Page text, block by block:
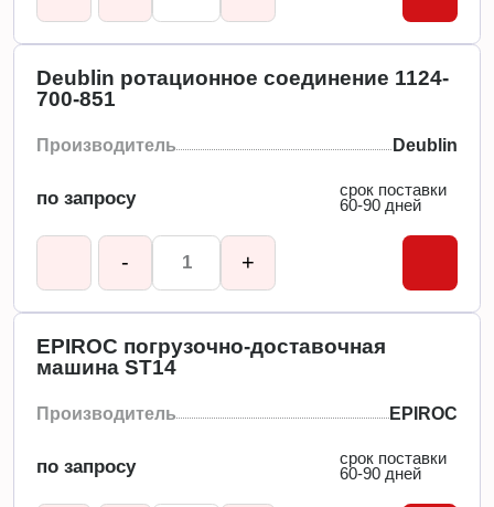
Deublin ротационное соединение 1124-
700-851
Производитель Deublin
по запросу
срок поставки
60-90 дней
- +
EPIROC погрузочно-доставочная
машина ST14
Производитель EPIROC
по запросу
срок поставки
60-90 дней